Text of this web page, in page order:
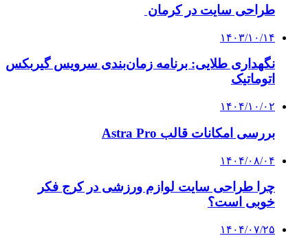
طراحی سایت در کرمان
۱۴۰۳/۱۰/۱۴
نگهداری طلایی: برنامه زمان‌بندی سرویس گیربکس
اتوماتیک
۱۴۰۴/۱۰/۰۲
بررسی امکانات قالب Astra Pro
۱۴۰۴/۰۸/۰۴
چرا طراحی سایت لوازم ورزشی در کرج فکر
خوبی است؟
۱۴۰۴/۰۷/۲۵